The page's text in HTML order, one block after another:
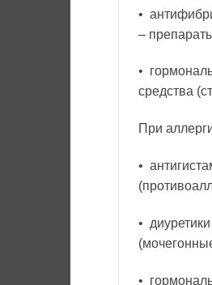
•
–
•
средства
При
•
• диуретики
•